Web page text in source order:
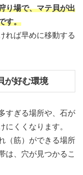
り場で、マテ貝が出
す。
れば早めに移動する
が好む環境
すぎる場所や、石が
にくくなります。
（筋）ができる場所
は、穴が見つかるこ